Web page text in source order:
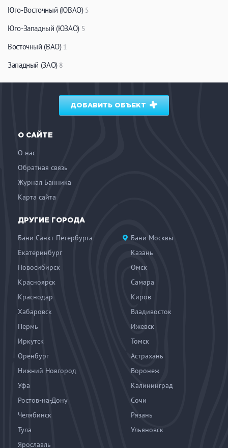
Юго-Восточный (ЮВАО) 5
Юго-Западный (ЮЗАО) 5
Восточный (ВАО) 1
Западный (ЗАО) 8
ДОБАВИТЬ ОБЪЕКТ
О САЙТЕ
О нас
Обратная связь
Журнал Банника
Карта сайта
ДРУГИЕ ГОРОДА
Бани Санкт-Петербурга
Бани Москвы
Екатеринбург
Казань
Новосибирск
Омск
Красноярск
Самара
Краснодар
Киров
Хабаровск
Владивосток
Пермь
Ижевск
Иркутск
Томск
Оренбург
Астрахань
Нижний Новгород
Воронеж
Уфа
Калининград
Ростов-на-Дону
Сочи
Челябинск
Рязань
Тула
Ульяновск
Ярославль